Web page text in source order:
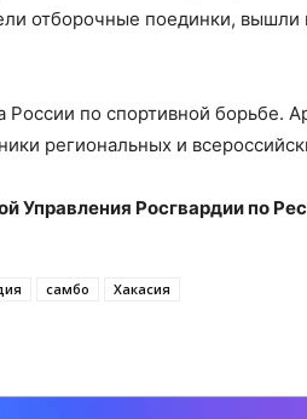
отборочные поединки,
по спортивной борьбе.
региональных и
Управления Росгвардии по
самбо Хакасия